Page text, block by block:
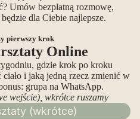
Umów bezpłatną rozmowę,
dla Ciebie najlepsze.
pierwszy krok
Online
gdzie krok po kroku
i jaką jedną rzecz zmienić w
grupa na WhatsApp.
wejście), wkrótce ruszamy
(wkrótce)